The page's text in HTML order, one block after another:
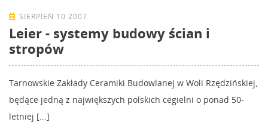
SIERPIEŃ 10 2007
Leier - systemy budowy ścian i
stropów
Tarnowskie Zakłady Ceramiki Budowlanej w Woli Rzędzińskiej,
będące jedną z największych polskich cegielni o ponad 50-
letniej [...]